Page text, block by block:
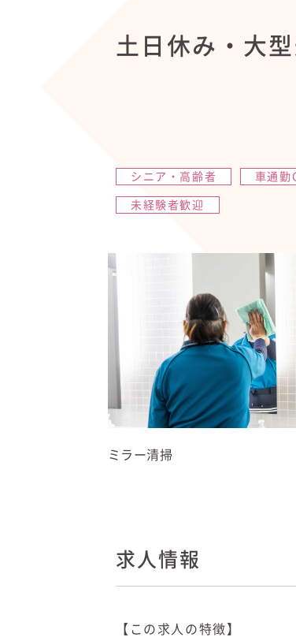
土日休み・大
シニア・高齢者 車通勤
未経験者歓迎
ミラー清掃
求人情報
【この求人の特徴】